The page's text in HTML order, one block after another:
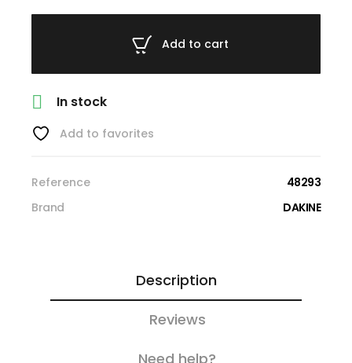
Add to cart
 In stock
Add to favorites
Reference
48293
Brand
DAKINE
Description
Reviews
Need help?